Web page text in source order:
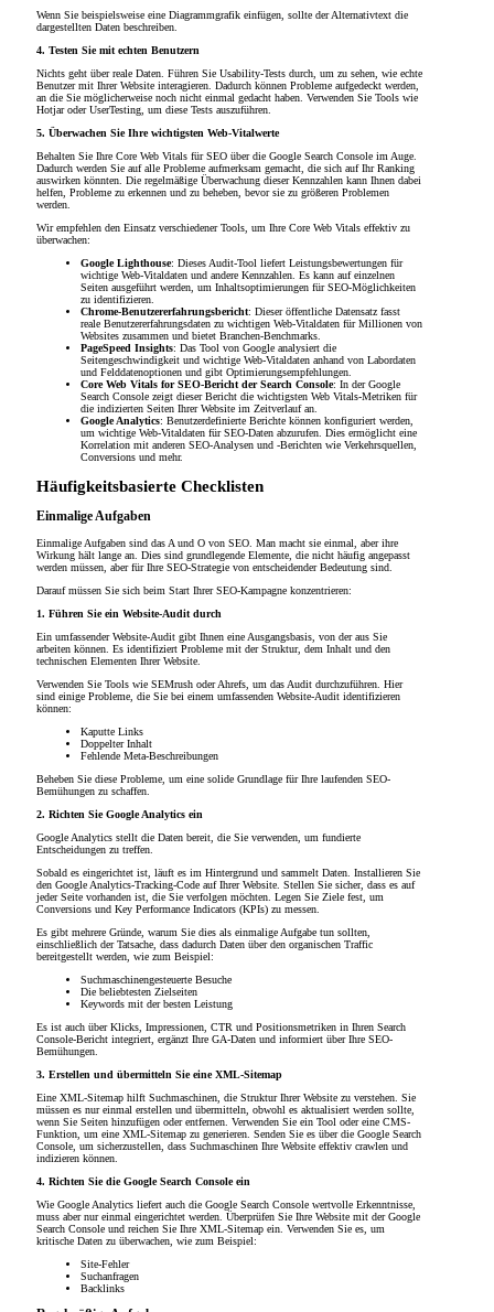
Wenn Sie beispielsweise eine Diagrammgrafik einfügen, sollte der Alternativtext die
dargestellten Daten beschreiben.
4. Testen Sie mit echten Benutzern
Nichts geht über reale Daten. Führen Sie Usability-Tests durch, um zu sehen, wie echte
Benutzer mit Ihrer Website interagieren. Dadurch können Probleme aufgedeckt werden,
an die Sie möglicherweise noch nicht einmal gedacht haben. Verwenden Sie Tools wie
Hotjar oder UserTesting, um diese Tests auszuführen.
5. Überwachen Sie Ihre wichtigsten Web-Vitalwerte
Behalten Sie Ihre Core Web Vitals für SEO über die Google Search Console im Auge.
Dadurch werden Sie auf alle Probleme aufmerksam gemacht, die sich auf Ihr Ranking
auswirken könnten. Die regelmäßige Überwachung dieser Kennzahlen kann Ihnen dabei
helfen, Probleme zu erkennen und zu beheben, bevor sie zu größeren Problemen
werden.
Wir empfehlen den Einsatz verschiedener Tools, um Ihre Core Web Vitals effektiv zu
überwachen:
Google Lighthouse: Dieses Audit-Tool liefert Leistungsbewertungen für
wichtige Web-Vitaldaten und andere Kennzahlen. Es kann auf einzelnen
Seiten ausgeführt werden, um Inhaltsoptimierungen für SEO-Möglichkeiten
zu identifizieren.
Chrome-Benutzererfahrungsbericht: Dieser öffentliche Datensatz fasst
reale Benutzererfahrungsdaten zu wichtigen Web-Vitaldaten für Millionen von
Websites zusammen und bietet Branchen-Benchmarks.
PageSpeed ​​Insights: Das Tool von Google analysiert die
Seitengeschwindigkeit und wichtige Web-Vitaldaten anhand von Labordaten
und Felddatenoptionen und gibt Optimierungsempfehlungen.
Core Web Vitals for SEO-Bericht der Search Console: In der Google
Search Console zeigt dieser Bericht die wichtigsten Web Vitals-Metriken für
die indizierten Seiten Ihrer Website im Zeitverlauf an.
Google Analytics: Benutzerdefinierte Berichte können konfiguriert werden,
um wichtige Web-Vitaldaten für SEO-Daten abzurufen. Dies ermöglicht eine
Korrelation mit anderen SEO-Analysen und -Berichten wie Verkehrsquellen,
Conversions und mehr.
Häufigkeitsbasierte Checklisten
Einmalige Aufgaben
Einmalige Aufgaben sind das A und O von SEO. Man macht sie einmal, aber ihre
Wirkung hält lange an. Dies sind grundlegende Elemente, die nicht häufig angepasst
werden müssen, aber für Ihre SEO-Strategie von entscheidender Bedeutung sind.
Darauf müssen Sie sich beim Start Ihrer SEO-Kampagne konzentrieren:
1. Führen Sie ein Website-Audit durch
Ein umfassender Website-Audit gibt Ihnen eine Ausgangsbasis, von der aus Sie
arbeiten können. Es identifiziert Probleme mit der Struktur, dem Inhalt und den
technischen Elementen Ihrer Website.
Verwenden Sie Tools wie SEMrush oder Ahrefs, um das Audit durchzuführen. Hier
sind einige Probleme, die Sie bei einem umfassenden Website-Audit identifizieren
können:
Kaputte Links
Doppelter Inhalt
Fehlende Meta-Beschreibungen
Beheben Sie diese Probleme, um eine solide Grundlage für Ihre laufenden SEO-
Bemühungen zu schaffen.
2. Richten Sie Google Analytics ein
Google Analytics stellt die Daten bereit, die Sie verwenden, um fundierte
Entscheidungen zu treffen.
Sobald es eingerichtet ist, läuft es im Hintergrund und sammelt Daten. Installieren Sie
den Google Analytics-Tracking-Code auf Ihrer Website. Stellen Sie sicher, dass es auf
jeder Seite vorhanden ist, die Sie verfolgen möchten. Legen Sie Ziele fest, um
Conversions und Key Performance Indicators (KPIs) zu messen.
Es gibt mehrere Gründe, warum Sie dies als einmalige Aufgabe tun sollten,
einschließlich der Tatsache, dass dadurch Daten über den organischen Traffic
bereitgestellt werden, wie zum Beispiel:
Suchmaschinengesteuerte Besuche
Die beliebtesten Zielseiten
Keywords mit der besten Leistung
Es ist auch über Klicks, Impressionen, CTR und Positionsmetriken in Ihren Search
Console-Bericht integriert, ergänzt Ihre GA-Daten und informiert über Ihre SEO-
Bemühungen.
3. Erstellen und übermitteln Sie eine XML-Sitemap
Eine XML-Sitemap hilft Suchmaschinen, die Struktur Ihrer Website zu verstehen. Sie
müssen es nur einmal erstellen und übermitteln, obwohl es aktualisiert werden sollte,
wenn Sie Seiten hinzufügen oder entfernen. Verwenden Sie ein Tool oder eine CMS-
Funktion, um eine XML-Sitemap zu generieren. Senden Sie es über die Google Search
Console, um sicherzustellen, dass Suchmaschinen Ihre Website effektiv crawlen und
indizieren können.
4. Richten Sie die Google Search Console ein
Wie Google Analytics liefert auch die Google Search Console wertvolle Erkenntnisse,
muss aber nur einmal eingerichtet werden. Überprüfen Sie Ihre Website mit der Google
Search Console und reichen Sie Ihre XML-Sitemap ein. Verwenden Sie es, um
kritische Daten zu überwachen, wie zum Beispiel:
Site-Fehler
Suchanfragen
Backlinks